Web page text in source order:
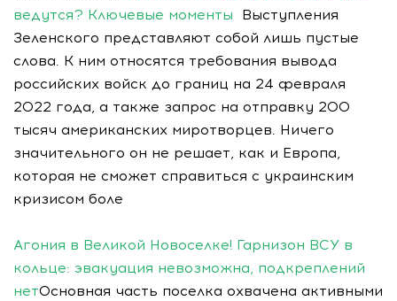
ведутся? Ключевые моменты Выступления
Зеленского представляют собой лишь пустые
слова. К ним относятся требования вывода
российских войск до границ на 24 февраля
2022 года, а также запрос на отправку 200
тысяч американских миротворцев. Ничего
значительного он не решает, как и Европа,
которая не сможет справиться с украинским
кризисом боле
Агония в Великой Новоселке! Гарнизон ВСУ в
кольце: эвакуация невозможна, подкреплений
нетОсновная часть поселка охвачена активными